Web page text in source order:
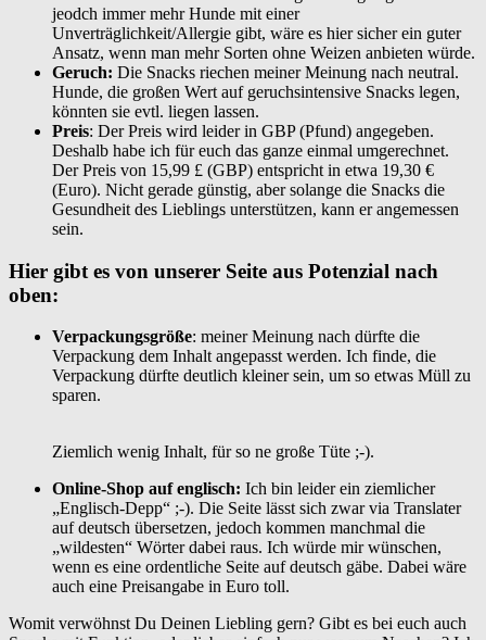
jeodch immer mehr Hunde mit einer
Unverträglichkeit/Allergie gibt, wäre es hier sicher ein guter
Ansatz, wenn man mehr Sorten ohne Weizen anbieten würde.
Geruch: Die Snacks riechen meiner Meinung nach neutral.
Hunde, die großen Wert auf geruchsintensive Snacks legen,
könnten sie evtl. liegen lassen.
Preis: Der Preis wird leider in GBP (Pfund) angegeben.
Deshalb habe ich für euch das ganze einmal umgerechnet.
Der Preis von 15,99 £ (GBP) entspricht in etwa 19,30 €
(Euro). Nicht gerade günstig, aber solange die Snacks die
Gesundheit des Lieblings unterstützen, kann er angemessen
sein.
Hier gibt es von unserer Seite aus Potenzial nach
oben:
Verpackungsgröße: meiner Meinung nach dürfte die
Verpackung dem Inhalt angepasst werden. Ich finde, die
Verpackung dürfte deutlich kleiner sein, um so etwas Müll zu
sparen.
Ziemlich wenig Inhalt, für so ne große Tüte ;-).
Online-Shop auf englisch: Ich bin leider ein ziemlicher
„Englisch-Depp“ ;-). Die Seite lässt sich zwar via Translater
auf deutsch übersetzen, jedoch kommen manchmal die
„wildesten“ Wörter dabei raus. Ich würde mir wünschen,
wenn es eine ordentliche Seite auf deutsch gäbe. Dabei wäre
auch eine Preisangabe in Euro toll.
Womit verwöhnst Du Deinen Liebling gern? Gibt es bei euch auch